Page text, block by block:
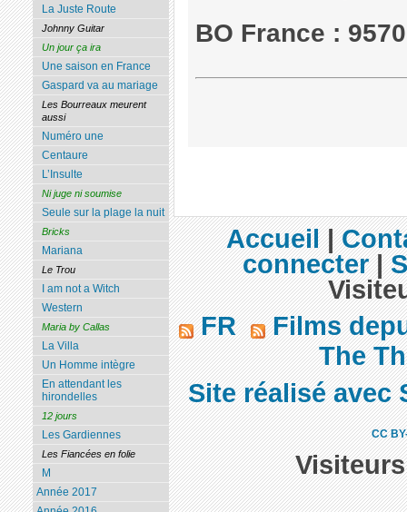
BO France :
La Juste Route
Johnny Guitar
Un jour ça ira
Une saison en France
Gaspard va au mariage
Les Bourreaux meurent
aussi
Numéro une
Centaure
L’Insulte
Ni juge ni soumise
Seule sur la plage la nuit
Bricks
Mariana
Le Trou
I am not a Witch
Western
Maria by Callas
La Villa
Un Homme intègre
En attendant les
hirondelles
12 jours
Les Gardiennes
Les Fiancées en folie
M
Année 2017
Accueil|
connecter|
FR
Films
The
Site réalisé avec
CC